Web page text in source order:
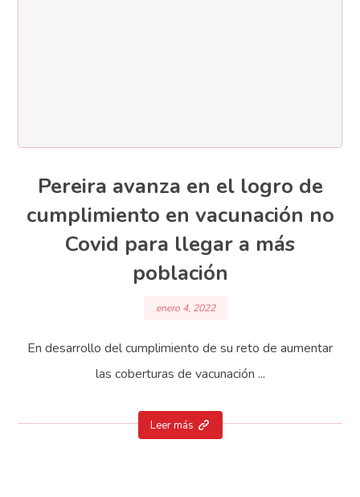
Pereira avanza en el logro de
cumplimiento en vacunación no
Covid para llegar a más
población
enero 4, 2022
En desarrollo del cumplimiento de su reto de aumentar
las coberturas de vacunación ...
Leer más